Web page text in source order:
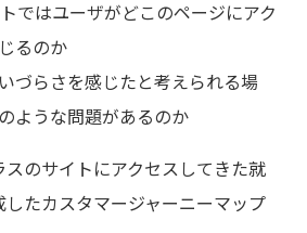
ではユーザがどこのページにアク
るのか
づらさを感じたと考えられる場
ような問題があるのか
のサイトにアクセスしてきた就
たカスタマージャーニーマップ